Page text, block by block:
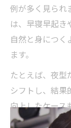
例が多く見られ
は、早寝早起き
自然と身につく
ます。
たとえば、夜型
シフトし、結果
向上したケース
身体のだるさや